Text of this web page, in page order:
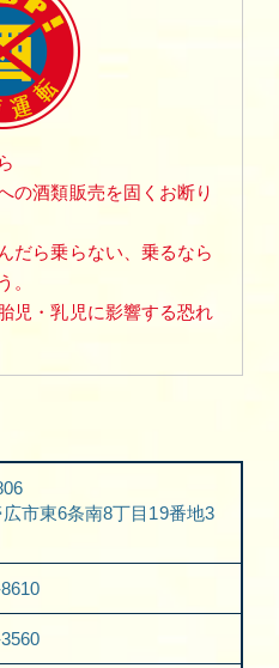
の酒類販売を固くお断り
だら乗らない、乗るなら
。
児・乳児に影響する恐れ
市東6条南8丁目19番地3